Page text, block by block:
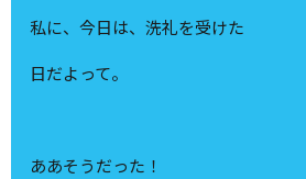
私に、今日は、洗礼を受けた
日だよって。
ああそうだった！